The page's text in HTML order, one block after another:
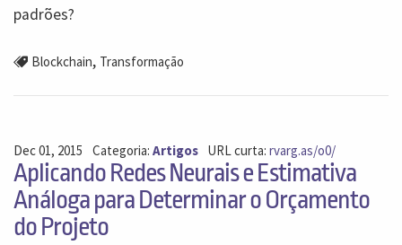
padrões?
Blockchain, Transformação
Dec 01, 2015 Categoria: Artigos URL curta:rvarg.as/o0/
Aplicando Redes Neurais e Estimativa
Análoga para Determinar o Orçamento
do Projeto